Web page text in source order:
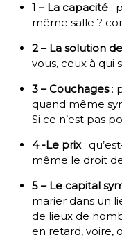
1 – La capacité :
même salle ?
2 – La solution
vous, ceux à qui
3 – Couchages :
quand même
Si ce n’est pas
4 -Le prix:
même le droit
5 – Le capital
marier dans un
de lieux de
en retard, voire,